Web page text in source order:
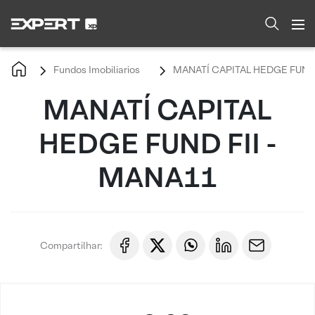
Fundos Imobiliarios MANATÍ CAPITAL HEDGE
MANATÍ CAPITAL
HEDGE FUND FII -
MANA11
Compartilhar: